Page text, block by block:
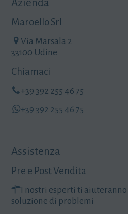
Azienda
Maroello Srl
Via Marsala 2
33100 Udine
Chiamaci
+39 392 255 46 75
+39 392 255 46 75
Assistenza
Pre e Post Vendita
I nostri esperti ti
soluzione di problemi